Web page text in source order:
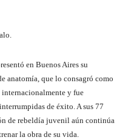
en Buenos Aires su
anatomía, que lo consagró como
y fue
de éxito. A sus 77
de rebeldía juvenil aún continúa
la obra de su vida.